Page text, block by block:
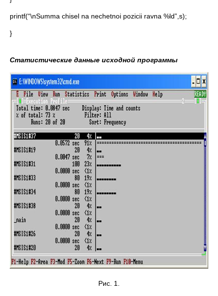
printf(“\nSumma chisel na nechetnoi pozicii ravna %ld”,s);
}
Статистические данные исходной программы
Рис. 1.